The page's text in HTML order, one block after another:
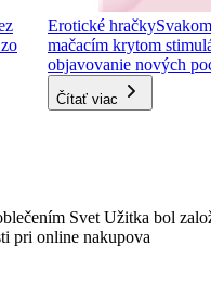
Erotické hračky
mačacím krytom
objavovanie nových
Čítať viac
Svet Užitka bol
pri online nakupova